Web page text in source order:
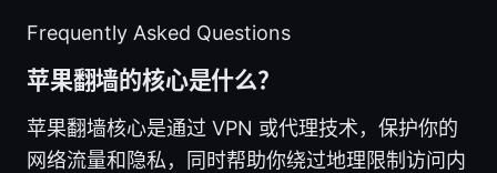
Frequently Asked Questions
苹果翻墙的核心是什么？
苹果翻墙核心是通过 VPN 或代理技术，保护你的
网络流量和隐私，同时帮助你绕过地理限制访问内